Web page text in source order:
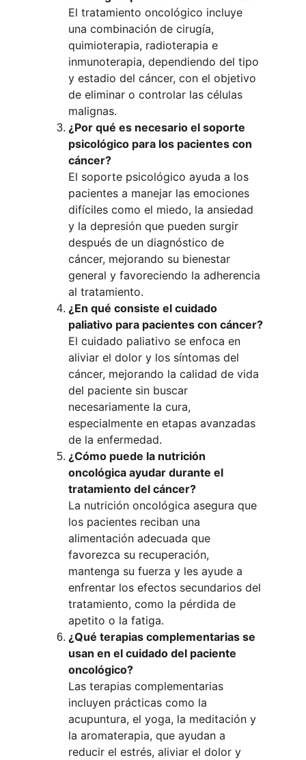
El tratamiento oncológico incluye
una combinación de cirugía,
quimioterapia, radioterapia e
inmunoterapia, dependiendo del tipo
y estadio del cáncer, con el objetivo
de eliminar o controlar las células
malignas.
¿Por qué es necesario el soporte
psicológico para los pacientes con
cáncer?
El soporte psicológico ayuda a los
pacientes a manejar las emociones
difíciles como el miedo, la ansiedad
y la depresión que pueden surgir
después de un diagnóstico de
cáncer, mejorando su bienestar
general y favoreciendo la adherencia
al tratamiento.
¿En qué consiste el cuidado
paliativo para pacientes con cáncer?
El cuidado paliativo se enfoca en
aliviar el dolor y los síntomas del
cáncer, mejorando la calidad de vida
del paciente sin buscar
necesariamente la cura,
especialmente en etapas avanzadas
de la enfermedad.
¿Cómo puede la nutrición
oncológica ayudar durante el
tratamiento del cáncer?
La nutrición oncológica asegura que
los pacientes reciban una
alimentación adecuada que
favorezca su recuperación,
mantenga su fuerza y les ayude a
enfrentar los efectos secundarios del
tratamiento, como la pérdida de
apetito o la fatiga.
¿Qué terapias complementarias se
usan en el cuidado del paciente
oncológico?
Las terapias complementarias
incluyen prácticas como la
acupuntura, el yoga, la meditación y
la aromaterapia, que ayudan a
reducir el estrés, aliviar el dolor y